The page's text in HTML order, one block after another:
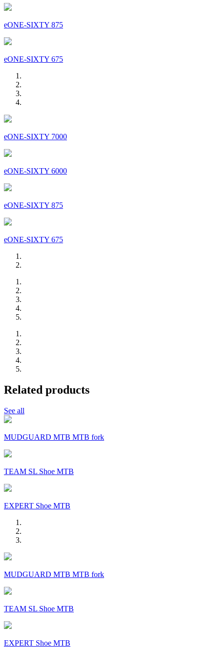
eONE-SIXTY 875
eONE-SIXTY 675
eONE-SIXTY 7000
eONE-SIXTY 6000
eONE-SIXTY 875
eONE-SIXTY 675
Related products
See all
MUDGUARD MTB MTB fork
TEAM SL Shoe MTB
EXPERT Shoe MTB
MUDGUARD MTB MTB fork
TEAM SL Shoe MTB
EXPERT Shoe MTB